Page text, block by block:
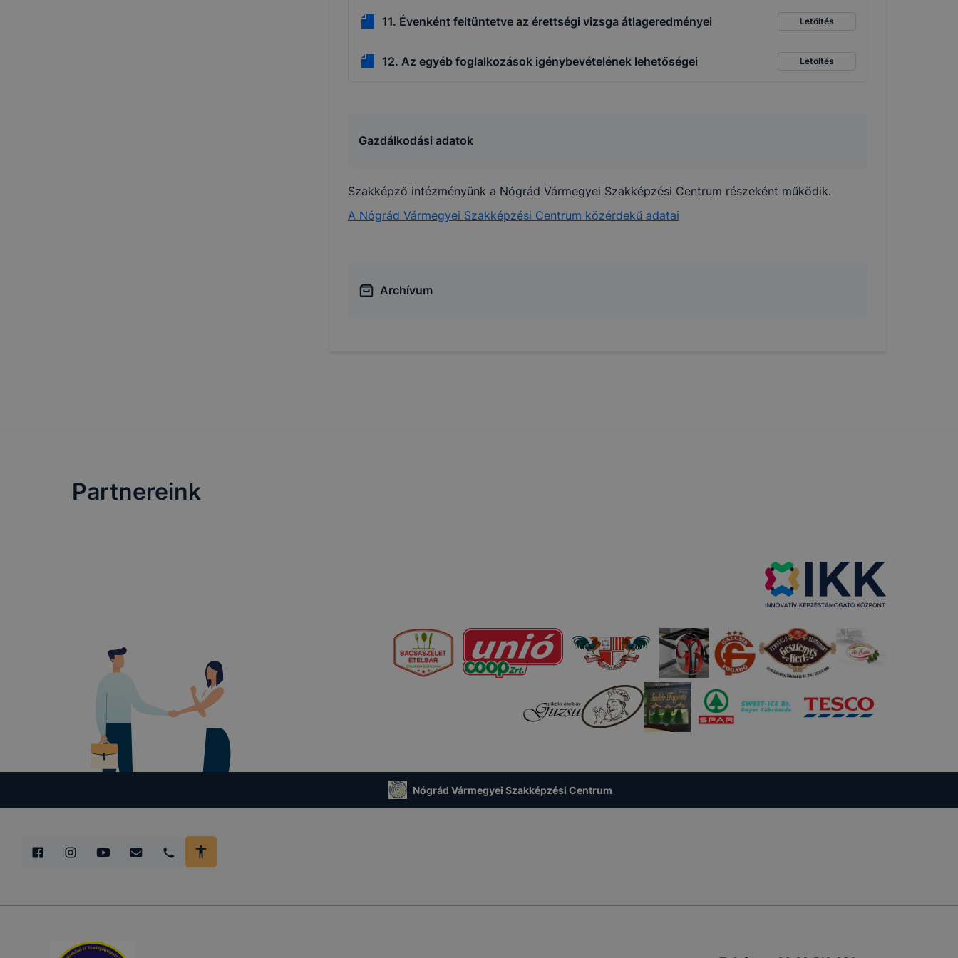
11. Évenként feltüntetve az érettségi vizsga átlageredményei Letöltés
12. Az egyéb foglalkozások igénybevételének lehetőségei Letöltés
Gazdálkodási adatok
Szakképző intézményünk a Nógrád Vármegyei Szakképzési Centrum részeként működik.
A Nógrád Vármegyei Szakképzési Centrum közérdekű adatai
Archívum
Partnereink
Nógrád Vármegyei Szakképzési Centrum
a cookie-kat, de ezek általában megváltoztathatók. Felhívjuk figyelmét, hogy
megkönnyítése vagy lehetővé tétele, a cookie-k alkalmazásának